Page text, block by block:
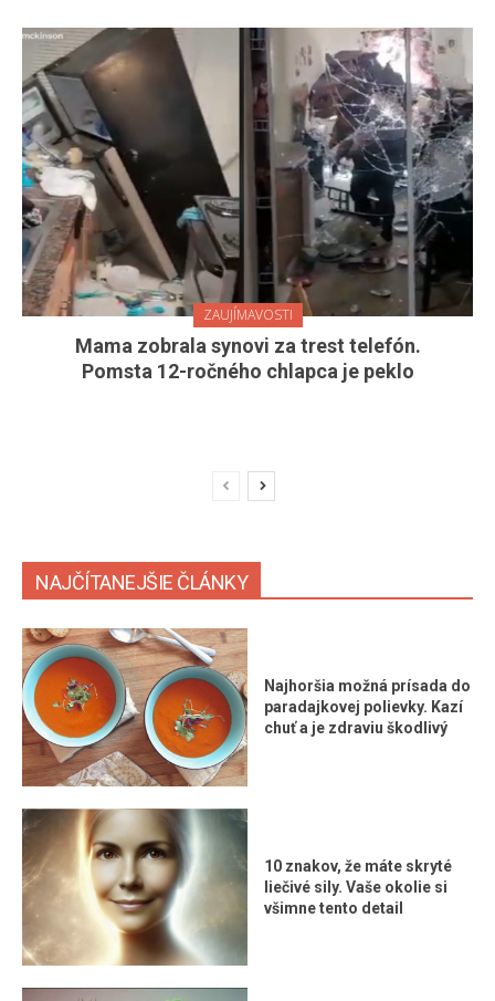
ZAUJÍMAVOSTI
Mama zobrala synovi za trest telefón.
Pomsta 12-ročného chlapca je peklo
NAJČÍTANEJŠIE ČLÁNKY
Najhoršia možná prísada do
paradajkovej polievky. Kazí
chuť a je zdraviu škodlivý
10 znakov, že máte skryté
liečivé sily. Vaše okolie si
všimne tento detail